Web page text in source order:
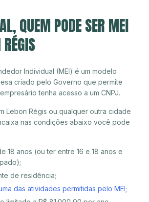
QUEM PODE SER MEI
Individual (MEI) é um modelo
criado pelo Governo que permite
tenha acesso a um CNPJ.
Lebon Régis ou qualquer outra cidade
nas condições abaixo você pode
18 anos (ou ter entre 16 e 18 anos e
de residência;
das atividades permitidas pelo MEI;